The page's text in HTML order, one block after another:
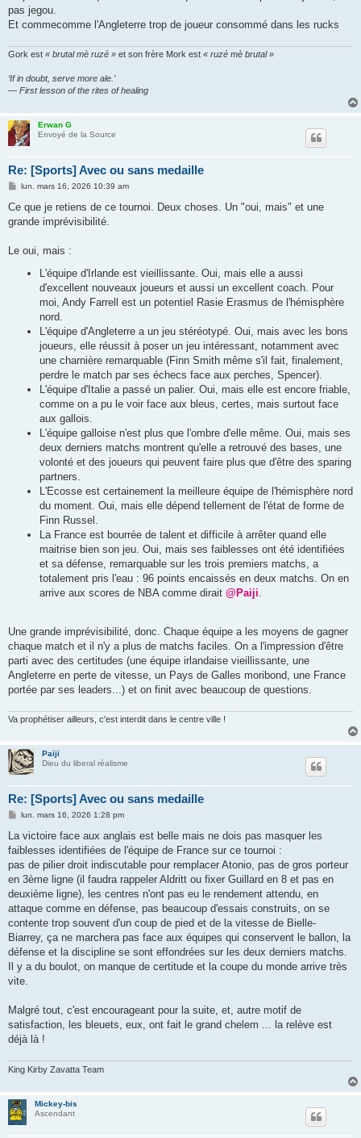
pas jegou.
Et commecomme l'Angleterre trop de joueur consommé dans les rucks
Gork est « brutal mè ruzé » et son frère Mork est « ruzé mè brutal »
‘If in doubt, serve more ale.’
— First lesson of the rites of healing
Erwan G
Envoyé de la Source
Re: [Sports] Avec ou sans medaille
M
s
a
lun. mars 16, 2026 10:39 am
Ce que je retiens de ce tournoi. Deux choses. Un "oui, mais" et une
grande imprévisibilité.
Le oui, mais :
L'équipe d'Irlande est vieillissante. Oui, mais elle a aussi
d'excellent nouveaux joueurs et aussi un excellent coach. Pour
moi, Andy Farrell est un potentiel Rasie Erasmus de l'hémisphère
nord.
L'équipe d'Angleterre a un jeu stéréotypé. Oui, mais avec les bons
joueurs, elle réussit à poser un jeu intéressant, notamment avec
une charnière remarquable (Finn Smith même s'il fait, finalement,
perdre le match par ses échecs face aux perches, Spencer).
L'équipe d'Italie a passé un palier. Oui, mais elle est encore friable,
comme on a pu le voir face aux bleus, certes, mais surtout face
aux gallois.
L'équipe galloise n'est plus que l'ombre d'elle même. Oui, mais ses
deux derniers matchs montrent qu'elle a retrouvé des bases, une
volonté et des joueurs qui peuvent faire plus que d'être des sparing
partners.
L'Ecosse est certainement la meilleure équipe de l'hémisphère nord
du moment. Oui, mais elle dépend tellement de l'état de forme de
Finn Russel.
La France est bourrée de talent et difficile à arrêter quand elle
maitrise bien son jeu. Oui, mais ses faiblesses ont été identifiées
et sa défense, remarquable sur les trois premiers matchs, a
totalement pris l'eau : 96 points encaissés en deux matchs. On en
arrive aux scores de NBA comme dirait @Paiji.
Une grande imprévisibilité, donc. Chaque équipe a les moyens de gagner
chaque match et il n'y a plus de matchs faciles. On a l'impression d'être
parti avec des certitudes (une équipe irlandaise vieillissante, une
Angleterre en perte de vitesse, un Pays de Galles moribond, une France
portée par ses leaders...) et on finit avec beaucoup de questions.
Va prophétiser ailleurs, c'est interdit dans le centre ville !
Paiji
Dieu du liberal réalisme
Re: [Sports] Avec ou sans medaille
M
s
a
g
lun. mars 16, 2026 1:28 pm
La victoire face aux anglais est belle mais ne dois pas masquer les
faiblesses identifiées de l'équipe de France sur ce tournoi :
pas de pilier droit indiscutable pour remplacer Atonio, pas de gros porteur
en 3ème ligne (il faudra rappeler Aldritt ou fixer Guillard en 8 et pas en
deuxième ligne), les centres n'ont pas eu le rendement attendu, en
attaque comme en défense, pas beaucoup d'essais construits, on se
contente trop souvent d'un coup de pied et de la vitesse de Bielle-
Biarrey, ça ne marchera pas face aux équipes qui conservent le ballon, la
défense et la discipline se sont effondrées sur les deux derniers matchs.
Il y a du boulot, on manque de certitude et la coupe du monde arrive très
vite.
Malgré tout, c'est encourageant pour la suite, et, autre motif de
satisfaction, les bleuets, eux, ont fait le grand chelem ... la relève est
déjà là !
King Kirby Zavatta Team
Mickey-bis
Ascendant